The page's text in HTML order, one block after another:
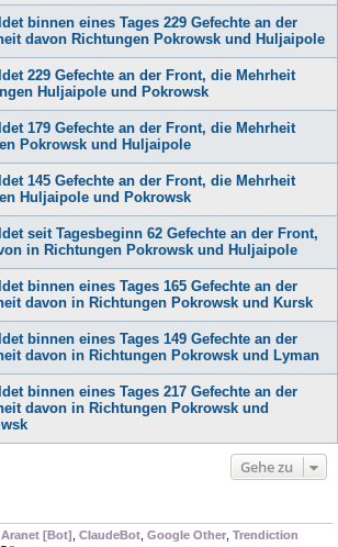
binnen eines Tages 229 Gefechte an der
davon Richtungen Pokrowsk und Huljaipole
229 Gefechte an der Front, die Mehrheit
Huljaipole und Pokrowsk
179 Gefechte an der Front, die Mehrheit
Pokrowsk und Huljaipole
145 Gefechte an der Front, die Mehrheit
Huljaipole und Pokrowsk
seit Tagesbeginn 62 Gefechte an der Front,
in Richtungen Pokrowsk und Huljaipole
binnen eines Tages 165 Gefechte an der
davon in Richtungen Pokrowsk und Kursk
binnen eines Tages 149 Gefechte an der
davon in Richtungen Pokrowsk und Lyman
binnen eines Tages 217 Gefechte an der
davon in Richtungen Pokrowsk und
Gehe zu
Aranet [Bot] ClaudeBot Google Other Trendiction